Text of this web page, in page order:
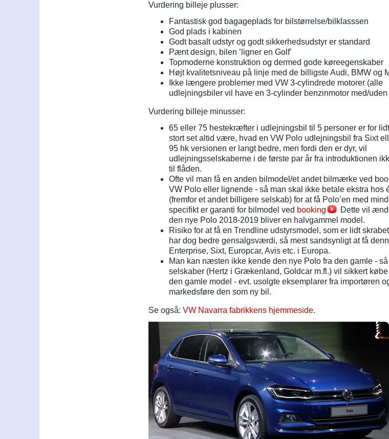
Vurdering billeje plusser:
Fantastisk god bagageplads for bilstørrelse/bilklasssen
God plads i kabinen
Godt basalt udstyr og godt sikkerhedsudstyr er standard
Pænt design, bilen ’ligner en Golf’
Topmoderne konstruktion og dermed gode køreegenskaber
Højt kvalitetsniveau på linje med de billigste Audi, BMW og
Ikke længere problemer med VW 3-cylindrede motorer (alle
udlejningsbiler vil have en 3-cylinder benzinmotor med/uden
Vurdering billeje minusser:
65 eller 75 hestekræfter i udlejningsbil til 5 personer er for lidt
stort set altid være, hvad en VW Polo udlejningsbil fra Sixt
95 hk versionen er langt bedre, men fordi den er dyr, vil
udlejningsselskaberne i de første par år fra introduktionen
til flåden.
Ofte vil man få en anden bilmodel/et andet bilmærke ved
VW Polo eller lignende - så man skal ikke betale ekstra hos
(fremfor et andet billigere selskab) for at få Polo’en med
specifikt er garanti for bilmodel ved booking
Dette vil
den nye Polo 2018-2019 bliver en halvgammel model.
Risiko for at få en Trendline udstyrsmodel, som er lidt
har dog bedre gensalgsværdi, så mest sandsynligt at få
Enterprise, Sixt, Europcar, Avis etc. i Europa.
Man kan næsten ikke kende den nye Polo fra den gamle -
selskaber (Hertz i Grækenland, Goldcar m.fl.) vil sikkert købe
den gamle model - evt. usolgte eksemplarer fra importøren
markedsføre den som ny bil.
Se også:VW Navarra fabrikkens hjemmeside.